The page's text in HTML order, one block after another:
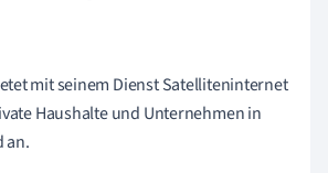
mit seinem Dienst Satelliteninternet
Haushalte und Unternehmen in
an.